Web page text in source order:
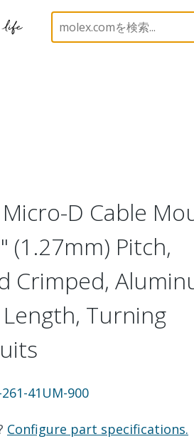
Micro-D, Metal, Cable
D Cable
(1.27mm) Pitch,
Crimped,
Turning
41UM-900
Configure part specifications.